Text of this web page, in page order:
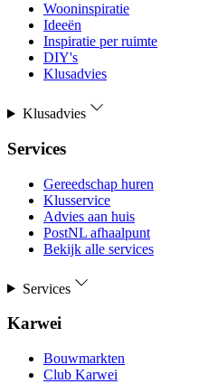
Wooninspiratie
Ideeën
Inspiratie per ruimte
DIY's
Klusadvies
Klusadvies
Services
Gereedschap huren
Klusservice
Advies aan huis
PostNL afhaalpunt
Bekijk alle services
Services
Karwei
Bouwmarkten
Club Karwei